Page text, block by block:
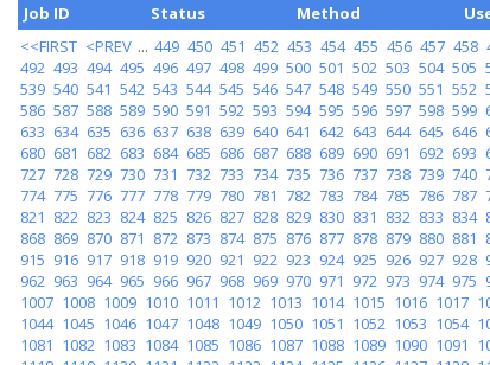
Job ID
Status Method
<<FIRST <PREV ... 449 450 451 452 453 454 455 456 457 458
492 493 494 495 496 497 498 499 500 501 502 503 504 505
539 540 541 542 543 544 545 546 547 548 549 550 551 552
586 587 588 589 590 591 592 593 594 595 596 597 598 599
633 634 635 636 637 638 639 640 641 642 643 644 645 646
680 681 682 683 684 685 686 687 688 689 690 691 692 693
727 728 729 730 731 732 733 734 735 736 737 738 739 740
774 775 776 777 778 779 780 781 782 783 784 785 786 787
821 822 823 824 825 826 827 828 829 830 831 832 833 834
868 869 870 871 872 873 874 875 876 877 878 879 880 881
915 916 917 918 919 920 921 922 923 924 925 926 927 928
962 963 964 965 966 967 968 969 970 971 972 973 974 975
1007 1008 1009 1010 1011 1012 1013 1014 1015 1016 1017
1044 1045 1046 1047 1048 1049 1050 1051 1052 1053 1054
1081 1082 1083 1084 1085 1086 1087 1088 1089 1090 1091